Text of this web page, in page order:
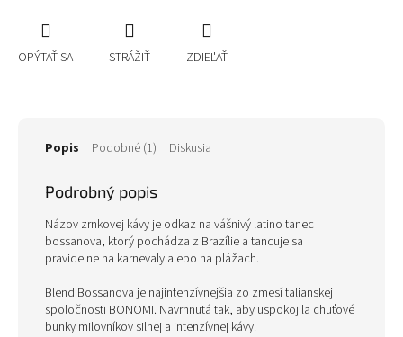
OPÝTAŤ SA STRÁŽIŤ ZDIEĽAŤ
Popis Podobné (1) Diskusia
Podrobný popis
Názov zrnkovej kávy je odkaz na vášnivý latino tanec
bossanova, ktorý pochádza z Brazílie a tancuje sa
pravidelne na karnevaly alebo na plážach.
Blend Bossanova je najintenzívnejšia zo zmesí talianskej
spoločnosti BONOMI. Navrhnutá tak, aby uspokojila chuťové
bunky milovníkov silnej a intenzívnej kávy.